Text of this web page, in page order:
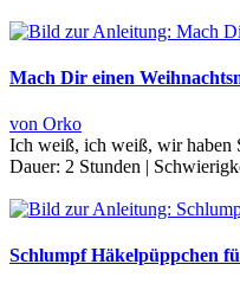
Mach Dir einen
von Orko
Ich weiß, ich weiß, wir haben
Dauer: 2 Stunden |
Schlumpf Häkelpüppchen